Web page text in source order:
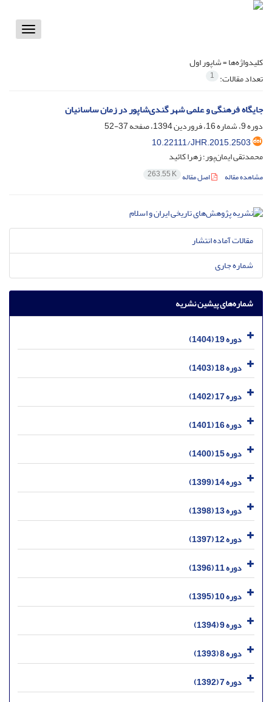
Toggle
کلیدواژه‌ها =شاپور اول
تعداد مقالات: 1
جایگاه فرهنگی و علمی شهر گندی‌شاپور در زمان ساسانیان
دوره 9، شماره 16، فروردین 1394، صفحه
37-52
10.22111/JHR.2015.2503
محمدتقی ایمان‌پور؛ زهرا کائید
مشاهده مقاله اصل مقاله 263.55 K
مقالات آماده انتشار
شماره جاری
شماره‌های پیشین نشریه
دوره 19 (1404)
دوره 18 (1403)
دوره 17 (1402)
دوره 16 (1401)
دوره 15 (1400)
دوره 14 (1399)
دوره 13 (1398)
دوره 12 (1397)
دوره 11 (1396)
دوره 10 (1395)
دوره 9 (1394)
دوره 8 (1393)
دوره 7 (1392)